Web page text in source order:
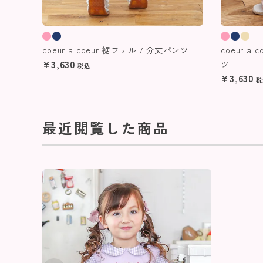
coeur a coeur 裾フリル７分丈パンツ
¥3,630 税込
coeur a
ツ
¥3,630
最近閲覧した商品